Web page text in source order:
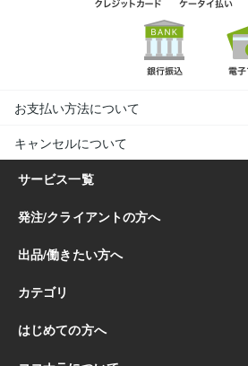
お支払い方法について
キャンセルについて